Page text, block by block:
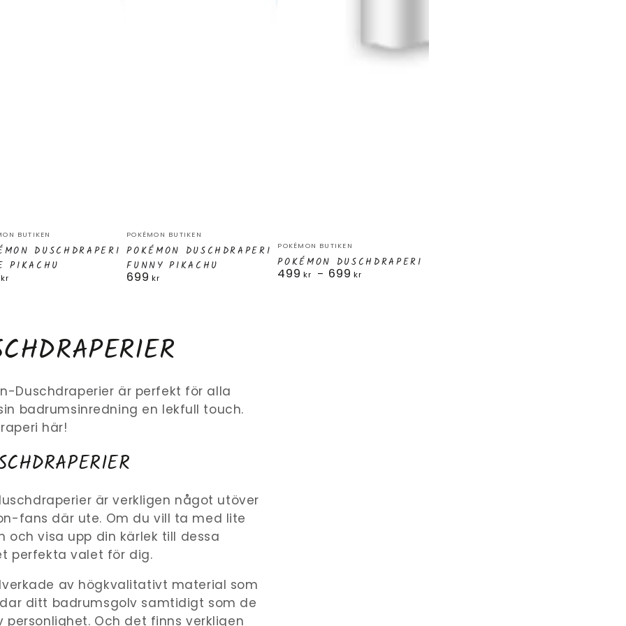
BUTIKEN
DUSCHDRAPERI
PIKACHU
kr
Pokémon
Duschdraperi
Funny
Säljare:
POKÉMON BUTIKEN
POKÉMON DUSCHDRAPERI
FUNNY PIKACHU
Ordinarie
699 kr
Pokémon
Duschdraperi
Säljare:
POKÉMON BUTIKEN
POKÉMON DUSCHDRAPERI
Ordinarie
499 kr 699 kr
Duschdraperier är perfekt för alla
badrumsinredning en lekfull touch.
här!
är verkligen något utöver
fans där ute. Om du vill ta med lite
visa upp din kärlek till dessa
perfekta valet för dig.
av högkvalitativt material som
ditt badrumsgolv samtidigt som de
Och det finns verkligen